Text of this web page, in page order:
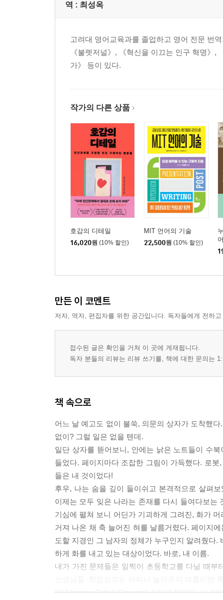
역 : 최성옥
고려대 영어교육과를 졸업하고 영어 전문 번
《불렛저널》, 《혁신을 이끄는 인구 혁명》
가》 등이 있다.
작가의 다른 상품
호감의 디테일
16,020원 (10% 할인)
MIT 언어의 기술
22,500원 (10% 할인)
만든 이 코멘트
저자, 역자, 편집자를 위한 공간입니다. 독자들에게 전하
접수된 글은 확인을 거쳐 이 곳에 게재됩니다.
독자 분들의 리뷰는 리뷰 쓰기를, 책에 대한 문의는
책 속으로
어느 날 예고도 없이 불쑥, 의문의 상자가 도착했
없이? 그럴 일은 없을 텐데.
일단 상자를 뜯어보니, 안에는 낡은 노트들이 수
들었다. 페이지마다 조잡한 그림이 가득했다. 로
들은 내 것이었다!
후우, 나는 숨을 깊이 들이쉬고 본격적으로 살펴
이제는 모두 잊은 나라는 존재를 다시 들여다보
기심에 펼쳐 보니 어딘가 기괴하게 그려진, 화가
거져 나온 채 축 늘어진 혀를 날름거렸다. 페이지
도할 지경인 그 남자의 정체가 누구인지 알려줬다
하게 화를 내고 있는 대상이었다. 바로, 내 이름.
내가 가진 문제들은 일찍이 초등학교를 다닐 때
애(Attention Deficit Disorder) 진단을 받았다. 이